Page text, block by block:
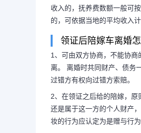
收入的，抚养费数额一般可
的，可依据当地的平均收入计
领证后陪嫁车离婚怎
1、可由双方协商，不能协
离。 离婚时共同财产、债务
过错方有权向过错方索赔。
2、在领证之后给的陪嫁，
还是属于这一方的个人财产
妆的行为应认定为是赠与行为